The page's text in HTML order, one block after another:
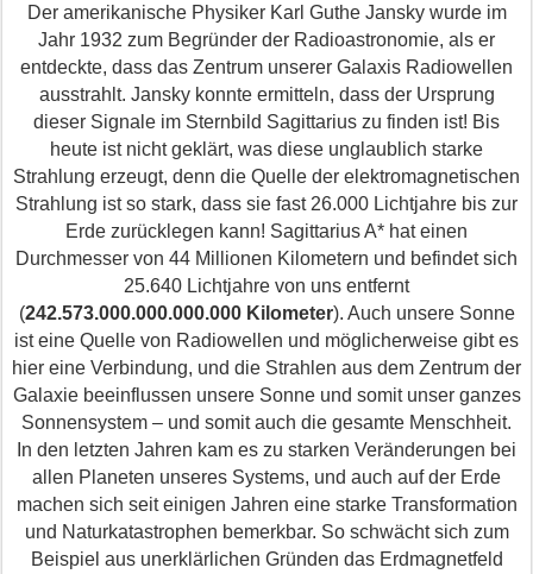
Der amerikanische Physiker Karl Guthe Jansky wurde im
Jahr 1932 zum Begründer der Radioastronomie, als er
entdeckte, dass das Zentrum unserer Galaxis Radiowellen
ausstrahlt. Jansky konnte ermitteln, dass der Ursprung
dieser Signale im Sternbild Sagittarius zu finden ist! Bis
heute ist nicht geklärt, was diese unglaublich starke
Strahlung erzeugt, denn die Quelle der elektromagnetischen
Strahlung ist so stark, dass sie fast 26.000 Lichtjahre bis zur
Erde zurücklegen kann! Sagittarius A* hat einen
Durchmesser von 44 Millionen Kilometern und befindet sich
25.640 Lichtjahre von uns entfernt
(242.573.000.000.000.000 Kilometer). Auch unsere Sonne
ist eine Quelle von Radiowellen und möglicherweise gibt es
hier eine Verbindung, und die Strahlen aus dem Zentrum der
Galaxie beeinflussen unsere Sonne und somit unser ganzes
Sonnensystem – und somit auch die gesamte Menschheit.
In den letzten Jahren kam es zu starken Veränderungen bei
allen Planeten unseres Systems, und auch auf der Erde
machen sich seit einigen Jahren eine starke Transformation
und Naturkatastrophen bemerkbar. So schwächt sich zum
Beispiel aus unerklärlichen Gründen das Erdmagnetfeld